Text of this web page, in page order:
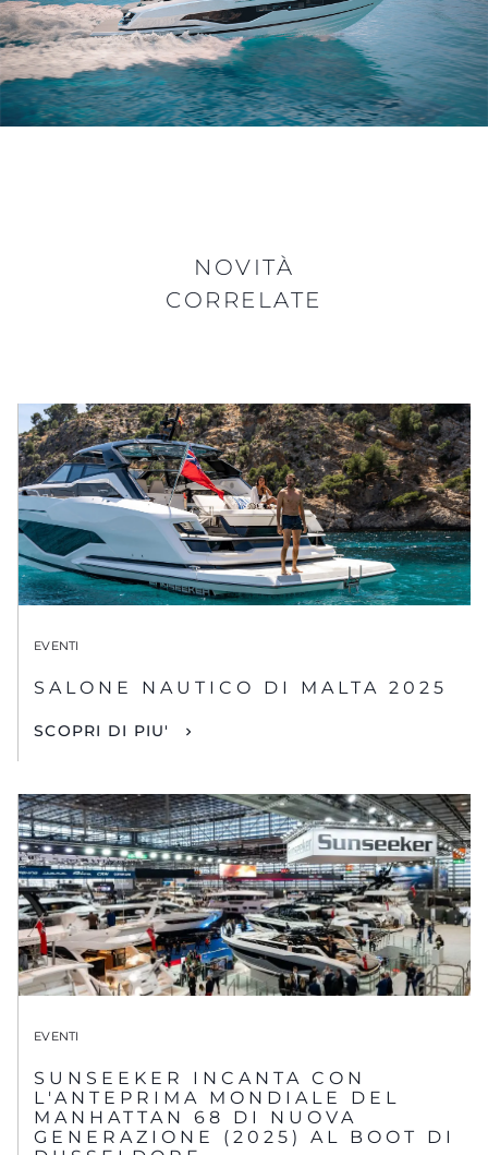
NOVITÀ
CORRELATE
EVENTI
SALONE NAUTICO DI MALTA 2025
SCOPRI DI PIU'
EVENTI
SUNSEEKER INCANTA CON
L'ANTEPRIMA MONDIALE DEL
MANHATTAN 68 DI NUOVA
GENERAZIONE (2025) AL BOOT DI